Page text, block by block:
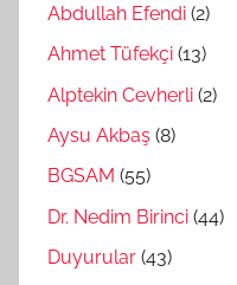
Abdullah Efendi (2)
Ahmet Tüfekçi (13)
Alptekin Cevherli (2)
Aysu Akbaş (8)
BGSAM (55)
Dr. Nedim Birinci (44)
Duyurular (43)